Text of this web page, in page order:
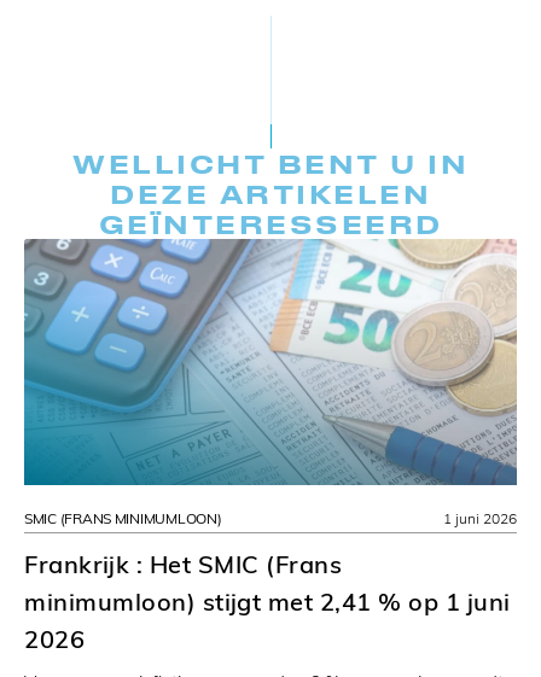
WELLICHT BENT U IN
DEZE ARTIKELEN
GEÏNTERESSEERD
SMIC (FRANS MINIMUMLOON)
Frankrijk : Het SMIC (Frans
minimumloon) stijgt met 2,41 % op 1 juni
2026
1 juni 2026